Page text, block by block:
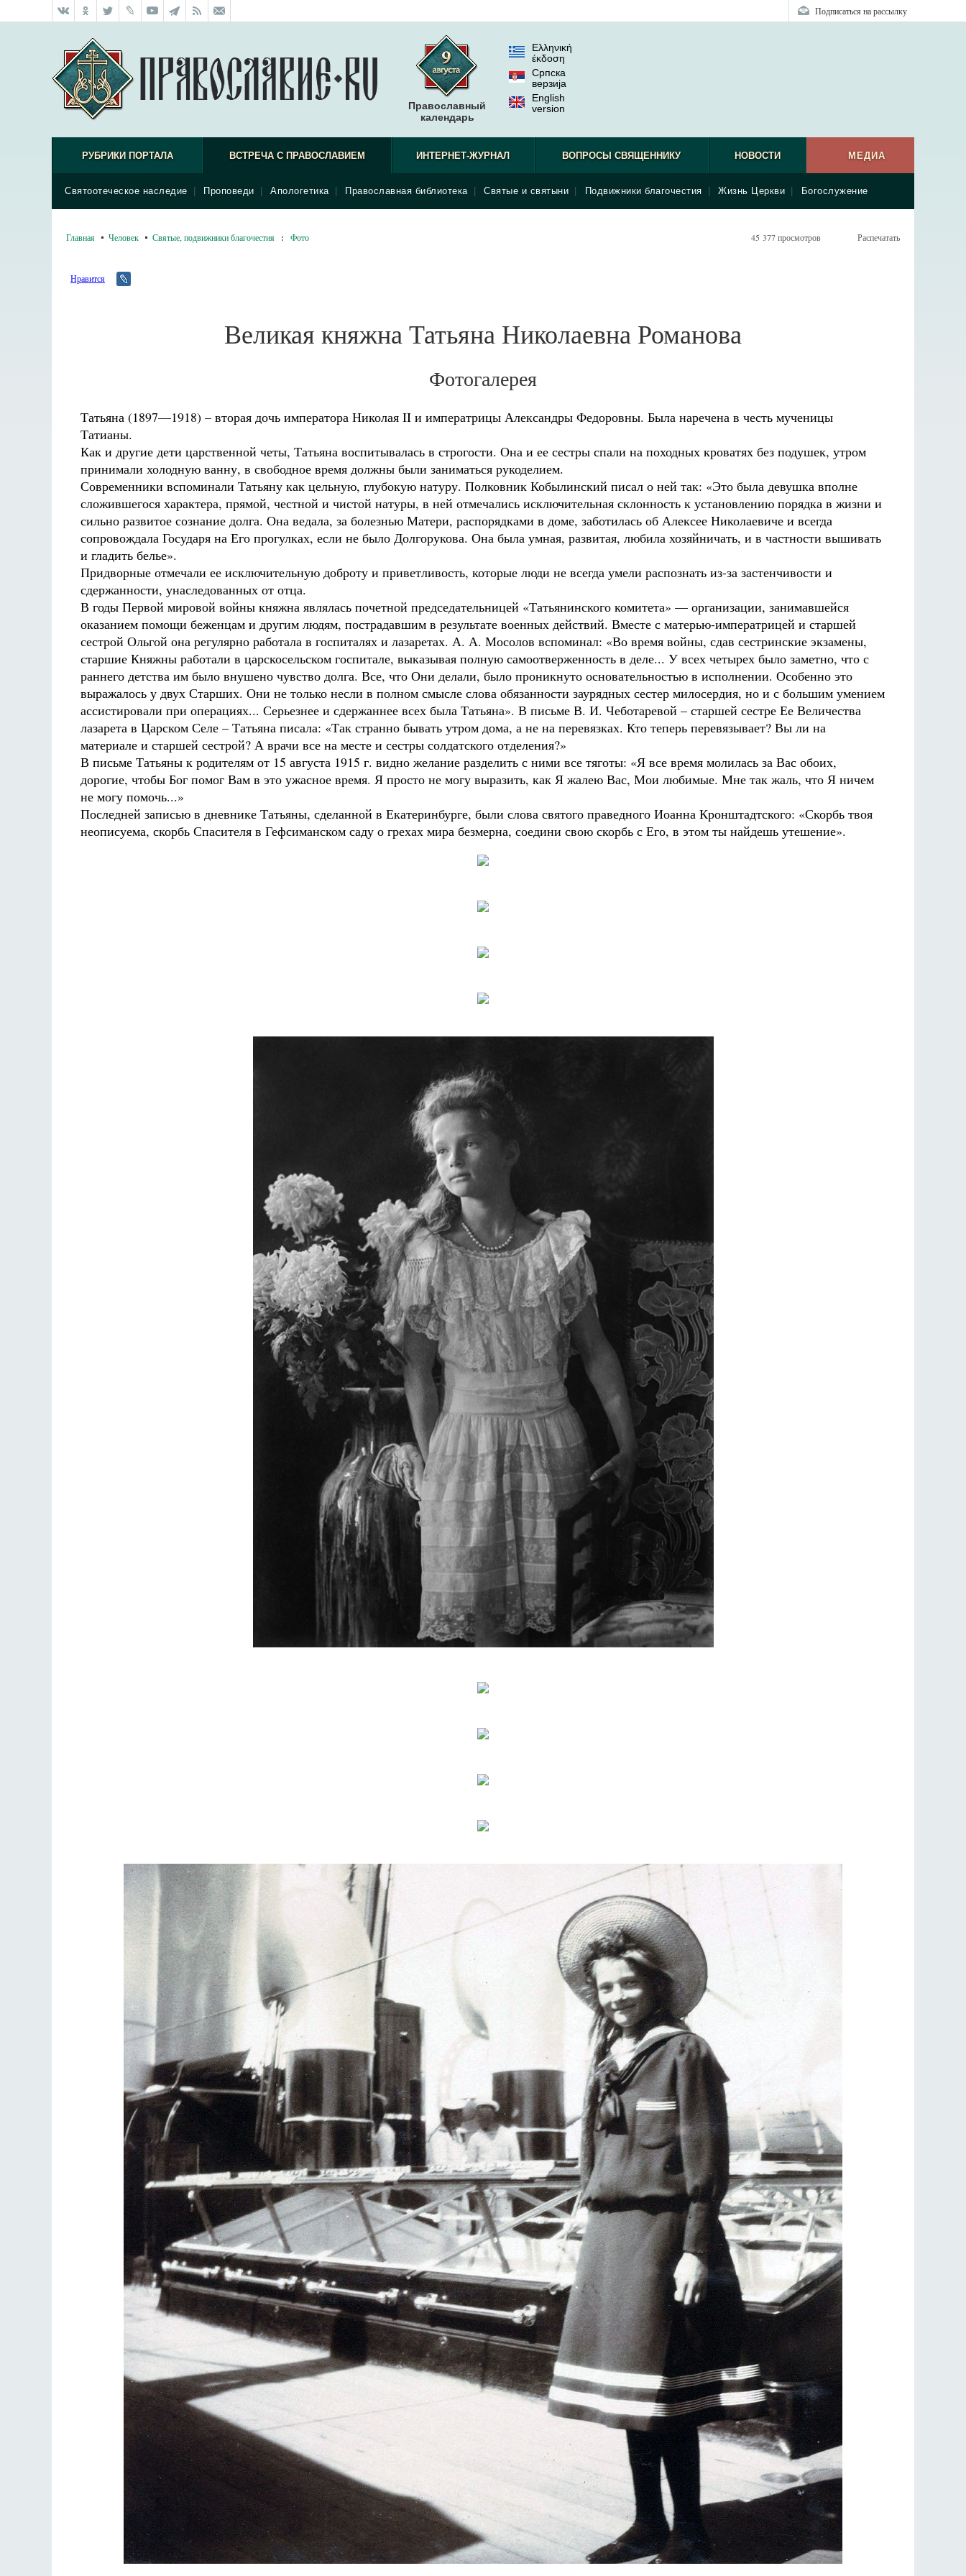
Подписаться на рассылку
Православный
календарь
Ελληνική
έκδοση
Српска
верзиjа
English
version
РУБРИКИ ПОРТАЛА ВСТРЕЧА С ПРАВОСЛАВИЕМ
Святоотеческое наследие Проповеди Апологетика Православная библиотека Святые и святыни Подвижники благочестия Жизнь Церкви Богослужение
ИНТЕРНЕТ-ЖУРНАЛ ВОПРОСЫ СВЯЩЕННИКУ НОВОСТИ МЕДИА
Главная Человек Святые, подвижники благочестия : Фото 45 377 просмотров Распечатать
Нравится
Великая княжна Татьяна Николаевна Романова
Фотогалерея
Татьяна (1897—1918) – вторая дочь императора Николая II и императрицы Александры Федоровны. Была наречена в честь мученицы
Татианы.
Как и другие дети царственной четы, Татьяна воспитывалась в строгости. Она и ее сестры спали на походных кроватях без подушек, утром
принимали холодную ванну, в свободное время должны были заниматься рукоделием.
Современники вспоминали Татьяну как цельную, глубокую натуру. Полковник Кобылинский писал о ней так: «Это была девушка вполне
сложившегося характера, прямой, честной и чистой натуры, в ней отмечались исключительная склонность к установлению порядка в жизни и
сильно развитое сознание долга. Она ведала, за болезнью Матери, распорядками в доме, заботилась об Алексее Николаевиче и всегда
сопровождала Государя на Его прогулках, если не было Долгорукова. Она была умная, развитая, любила хозяйничать, и в частности вышивать
и гладить белье».
Придворные отмечали ее исключительную доброту и приветливость, которые люди не всегда умели распознать из-за застенчивости и
сдержанности, унаследованных от отца.
В годы Первой мировой войны княжна являлась почетной председательницей «Татьянинского комитета» — организации, занимавшейся
оказанием помощи беженцам и другим людям, пострадавшим в результате военных действий. Вместе с матерью-императрицей и старшей
сестрой Ольгой она регулярно работала в госпиталях и лазаретах. А. А. Мосолов вспоминал: «Во время войны, сдав сестринские экзамены,
старшие Княжны работали в царскосельском госпитале, выказывая полную самоотверженность в деле... У всех четырех было заметно, что с
раннего детства им было внушено чувство долга. Все, что Они делали, было проникнуто основательностью в исполнении. Особенно это
выражалось у двух Старших. Они не только несли в полном смысле слова обязанности заурядных сестер милосердия, но и с большим умением
ассистировали при операциях... Серьезнее и сдержаннее всех была Татьяна». В письме В. И. Чеботаревой – старшей сестре Ее Величества
лазарета в Царском Селе – Татьяна писала: «Так странно бывать утром дома, а не на перевязках. Кто теперь перевязывает? Вы ли на
материале и старшей сестрой? А врачи все на месте и сестры солдатского отделения?»
В письме Татьяны к родителям от 15 августа 1915 г. видно желание разделить с ними все тяготы: «Я все время молилась за Вас обоих,
дорогие, чтобы Бог помог Вам в это ужасное время. Я просто не могу выразить, как Я жалею Вас, Мои любимые. Мне так жаль, что Я ничем
не могу помочь...»
Последней записью в дневнике Татьяны, сделанной в Екатеринбурге, были слова святого праведного Иоанна Кронштадтского: «Скорбь твоя
неописуема, скорбь Спасителя в Гефсиманском саду о грехах мира безмерна, соедини свою скорбь с Его, в этом ты найдешь утешение».